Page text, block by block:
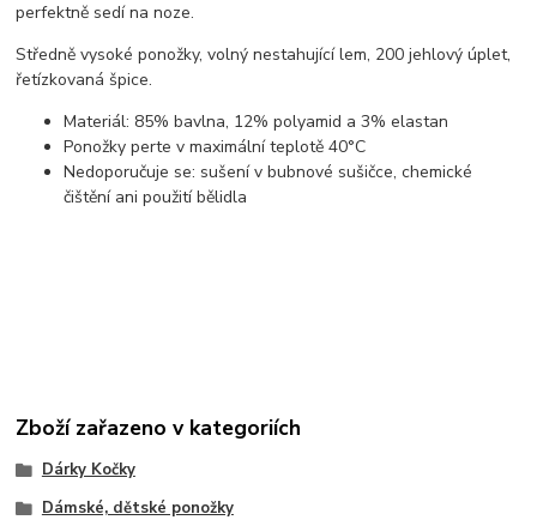
perfektně sedí na noze.
Středně vysoké ponožky, volný nestahující lem, 200 jehlový úplet,
řetízkovaná špice.
Materiál: 85% bavlna, 12% polyamid a 3% elastan
Ponožky perte v maximální teplotě 40°C
Nedoporučuje se: sušení v bubnové sušičce, chemické
čištění ani použití bělidla
Zboží zařazeno v kategoriích
Dárky Kočky
Dámské, dětské ponožky